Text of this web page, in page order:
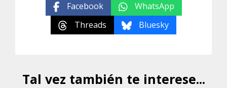
Facebook
WhatsApp
Threads
Bluesky
Tal vez también te interese...